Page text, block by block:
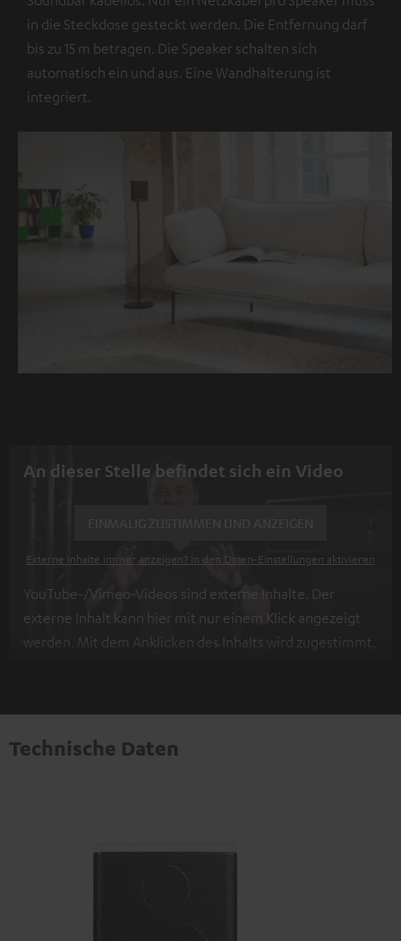
in die Steckdose gesteckt werden. Die Entfernung darf
bis zu 15 m betragen. Die Speaker schalten sich
automatisch ein und aus. Eine Wandhalterung ist
integriert.
An dieser Stelle befindet sich ein Video
Externe Inhalte immer anzeigen? In den Daten‑Einstellungen aktivieren
YouTube-/Vimeo-Videos sind externe Inhalte. Der
externe Inhalt kann hier mit nur einem Klick angezeigt
werden. Mit dem Anklicken des Inhalts wird zugestimmt,
übermittelt werden.Weitere Informationen sind in der
Datenschutzerklärung unter I zu finden
Technische Daten